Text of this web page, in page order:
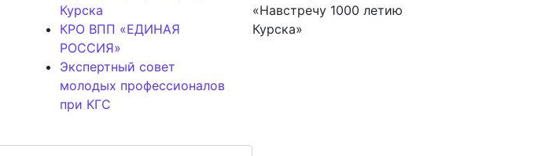
Курска
КРО ВПП «ЕДИНАЯ
РОССИЯ»
Экспертный совет
молодых профессионалов
при КГС
«Навстречу 1000 летию
Курска»